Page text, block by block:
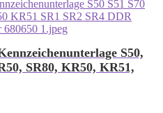
S50,
SR80, KR50, KR51,